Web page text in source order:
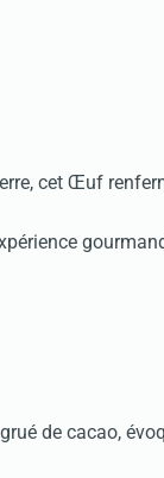
cet Œuf
de cacao,